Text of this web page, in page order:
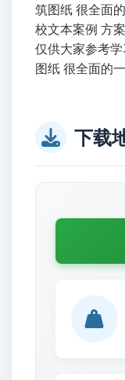
筑图纸 很全面
校文本案例 方
仅供大家参考
图纸 很全面的
下载